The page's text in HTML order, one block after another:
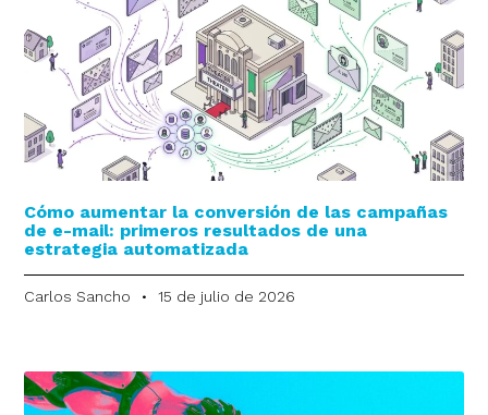
Cómo aumentar la conversión de las campañas
de e-mail: primeros resultados de una
estrategia automatizada
Carlos Sancho 15 de julio de 2026